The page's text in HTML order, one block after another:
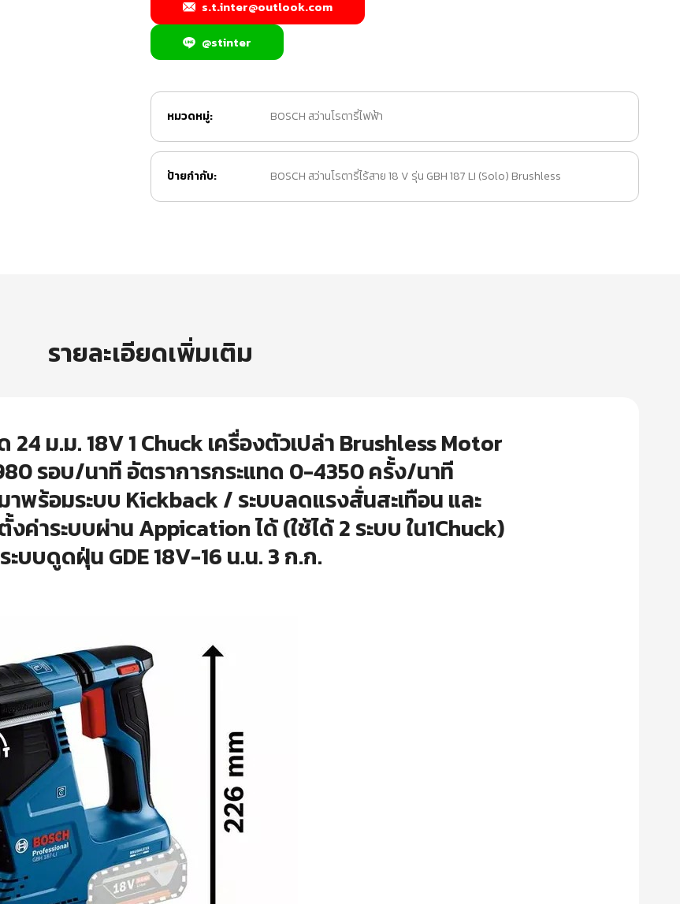
s.t.inter@outlook.com
@stinter
หมวดหมู่: BOSCH สว่านโรตารี่ไฟฟ้า
ป้ายกำกับ: BOSCH สว่านโรตารี่ไร้สาย 18 V รุ่น GBH 187 LI (Solo) Brushless
รายละเอียดเพิ่มเติม
24 ม.ม. 18V 1 Chuck เครื่องตัวเปล่า Brushless Motor
รอบ/นาที อัตราการกระแทด 0-4350 ครั้ง/นาที
าพร้อมระบบ Kickback / ระบบลดแรงสั่นสะเทือน และ
ค่าระบบผ่าน Appication ได้ (ใช้ได้ 2 ระบบ ใน1Chuck)
ะบบดูดฝุ่น GDE 18V-16 น.น. 3 ก.ก.